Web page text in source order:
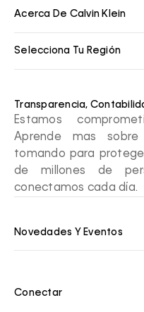
Acerca De Calvin Klein
Selecciona Tu Región
Transparencia,
Estamos
Aprende mas
tomando para
de millones de
conectamos cada día.
Novedades Y Eventos
Conectar